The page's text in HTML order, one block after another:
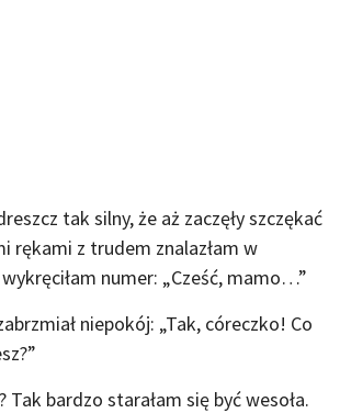
tak silny, że aż zaczęły szczękać
rękami z trudem znalazłam w
numer: „Cześć, mamo…”
niepokój: „Tak, córeczko! Co
Tak bardzo starałam się być wesoła.